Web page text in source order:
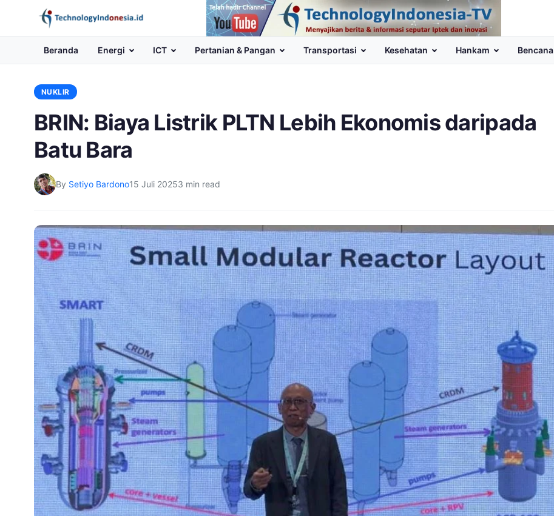
Channel
Youtube
Beranda Energi ICT Pertanian & Pangan Transportasi Kesehatan Hankam Bencana
NUKLIR
BRIN: Biaya Listrik PLTN Lebih Ekonomis daripada
Batu Bara
By Setiyo Bardono15 Juli 20253 min read